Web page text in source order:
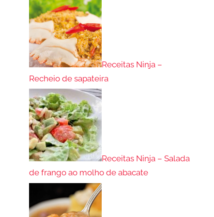
Receitas Ninja –
Recheio de sapateira
Receitas Ninja – Salada
de frango ao molho de abacate